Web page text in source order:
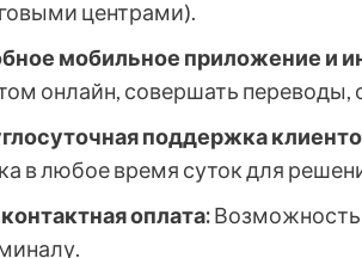
центрами).
мобильное приложение и
онлайн, совершать переводы,
поддержка
в любое время суток для
оплата:Возможность